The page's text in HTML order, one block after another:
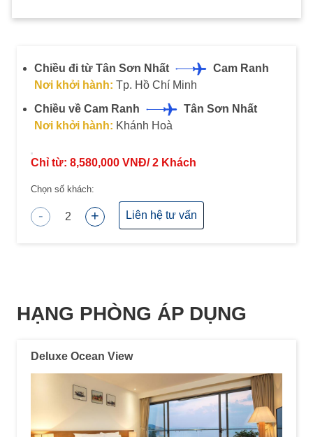
Lưu ý:
để biết thêm chi tiết
Combo không hoàn, không huỷ, không thay đổi
dịch vụ ít nhất 15 ngày
Chiều đi từ Tân Sơn Nhất
Cam Ranh
Nơi khởi hành: Tp. Hồ Chí Minh
Chiều về Cam Ranh
Tân Sơn Nhất
Nơi khởi hành: Khánh Hoà
Chỉ từ: 8,580,000 VNĐ/2 Khách
Chọn số khách:
- 2 + Liên hệ tư vấn
HẠNG PHÒNG ÁP DỤNG
Deluxe Ocean View